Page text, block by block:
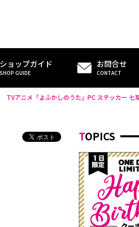
ョップガイド
GUIDE
お問合せ
CONTACT
TVアニメ「よふかしのうた」PC ステッカー
TOPICS